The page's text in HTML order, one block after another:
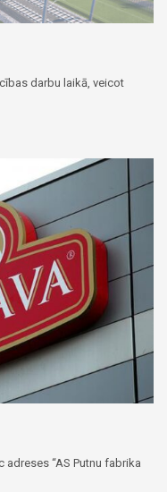
darbu laikā, veicot
adreses “AS Putnu fabrika